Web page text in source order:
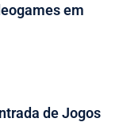
em
de Jogos